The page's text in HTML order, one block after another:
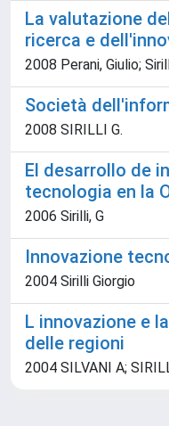
La valutazione
ricerca e
2008 Perani, Giulio;
Società
2008 SIRILLI G.
El desarrollo de
tecnologia en la
2006 Sirilli, G
Innovazione
2004 Sirilli Giorgio
L innovazione e
delle regioni
2004 SILVANI A;